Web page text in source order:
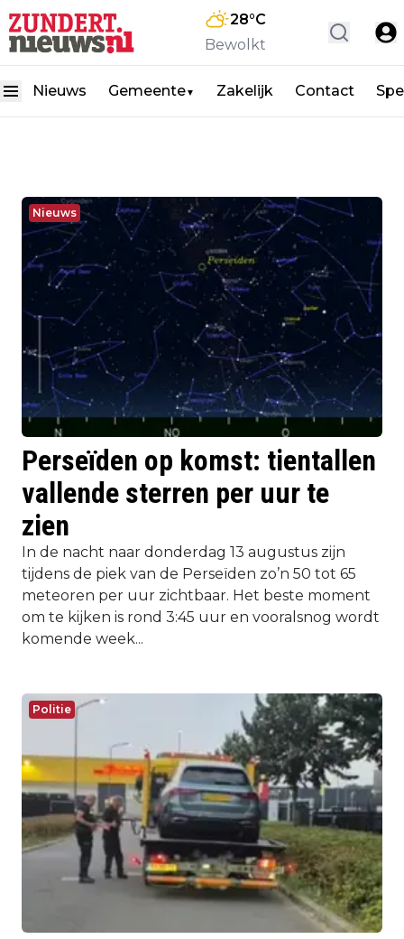
28°C
Bewolkt
Nieuws Gemeente▼ Zakelijk Contact
Nieuws
Perseïden op komst: tientallen
vallende sterren per uur te
zien
In de nacht naar donderdag 13 augustus zijn
tijdens de piek van de Perseïden zo’n 50 tot 65
meteoren per uur zichtbaar. Het beste moment
om te kijken is rond 3:45 uur en vooralsnog wordt
komende week...
Politie